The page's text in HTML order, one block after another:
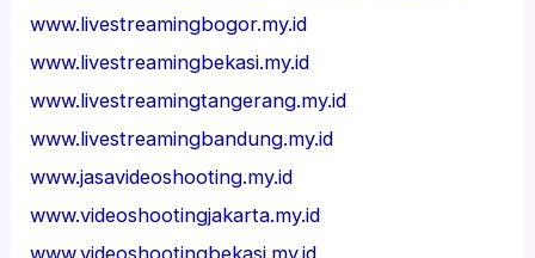
www.livestreamingbogor.my.id
www.livestreamingbekasi.my.id
www.livestreamingtangerang.my.id
www.livestreamingbandung.my.id
www.jasavideoshooting.my.id
www.videoshootingjakarta.my.id